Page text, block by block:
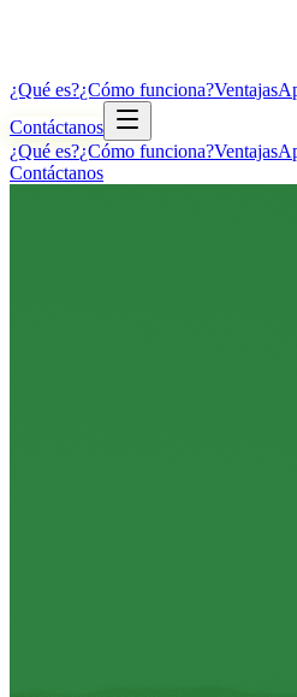
¿Qué es?¿Cómo funciona?Ventajas
Contáctanos
¿Qué es?¿Cómo funciona?Ventajas
Contáctanos